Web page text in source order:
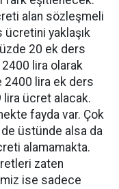
alan sözleşmeli
yaklaşık
20 ek ders
lira olarak
2400 lira ek ders
ücret alacak.
fayda var. Çok
üstünde alsa da
alamamakta.
zaten
ise sadece